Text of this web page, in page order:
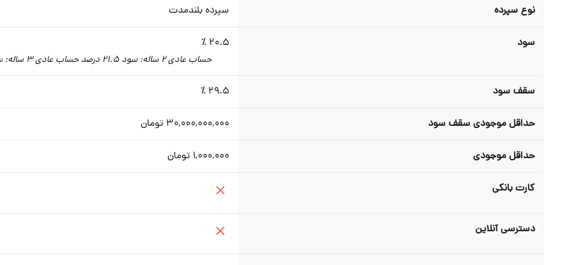
نوع سپرده سپرده بلندمدت
سود 20.5 ٪
حساب عادی 2 ساله: سود 21.5 درصد حساب عادی 3 ساله: سود 22.5 درصد
سقف سود 29.5 ٪
حداقل موجودی سقف سود 30,000,000,000 تومان
حداقل موجودی 1,000,000 تومان
کارت بانکی
دسترسی آنلاین